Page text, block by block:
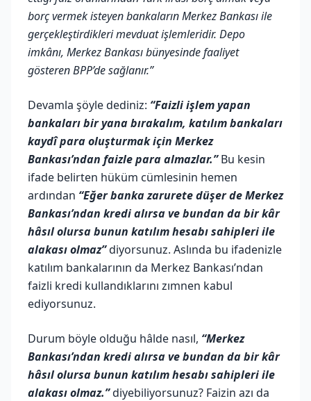
borç vermek isteyen bankaların Merkez Bankası ile
gerçekleştirdikleri mevduat işlemleridir. Depo
imkânı, Merkez Bankası bünyesinde faaliyet
gösteren BPP’de sağlanır.”
Devamla şöyle dediniz: “Faizli işlem yapan
bankaları bir yana bırakalım, katılım bankaları
kaydî para oluşturmak için Merkez
Bankası’ndan faizle para almazlar.”Bu kesin
ifade belirten hüküm cümlesinin hemen
ardından “Eğer banka zarurete düşer de Merkez
Bankası’ndan kredi alırsa ve bundan da bir kâr
hâsıl olursa bunun katılım hesabı sahipleri ile
alakası olmaz”diyorsunuz. Aslında bu ifadenizle
katılım bankalarının da Merkez Bankası’ndan
faizli kredi kullandıklarını zımnen kabul
ediyorsunuz.
Durum böyle olduğu hâlde nasıl, “Merkez
Bankası’ndan kredi alırsa ve bundan da bir kâr
hâsıl olursa bunun katılım hesabı sahipleri ile
alakası olmaz.”diyebiliyorsunuz? Faizin azı da